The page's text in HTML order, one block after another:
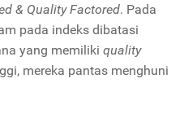
& Quality Factored. Pada
pada indeks dibatasi
yang memiliki quality
mereka pantas menghuni